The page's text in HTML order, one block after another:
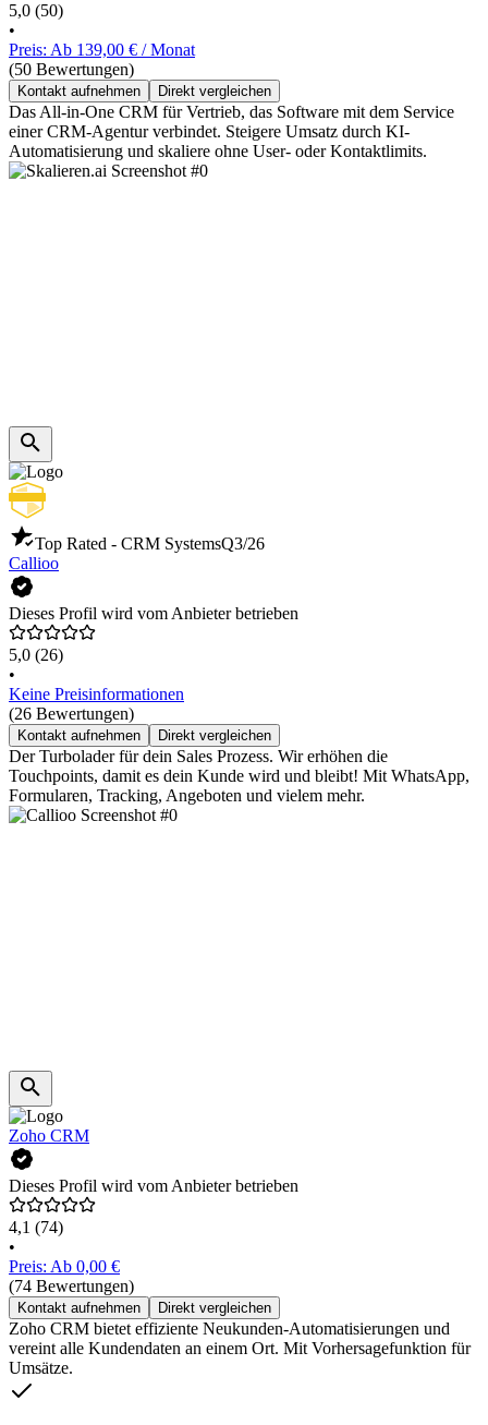
5,0 (50)
•
Preis: Ab 139,00 € / Monat
(50 Bewertungen)
Kontakt aufnehmen Direkt vergleichen
Das All-in-One CRM für Vertrieb, das Software mit dem Service
einer CRM-Agentur verbindet. Steigere Umsatz durch KI-
Automatisierung und skaliere ohne User- oder Kontaktlimits.
Top Rated - CRM SystemsQ3/26
Callioo
Dieses Profil wird vom Anbieter betrieben
5,0 (26)
•
Keine Preisinformationen
(26 Bewertungen)
Kontakt aufnehmen Direkt vergleichen
Der Turbolader für dein Sales Prozess. Wir erhöhen die
Touchpoints, damit es dein Kunde wird und bleibt! Mit WhatsApp,
Formularen, Tracking, Angeboten und vielem mehr.
Zoho CRM
Dieses Profil wird vom Anbieter betrieben
4,1 (74)
•
Preis: Ab 0,00 €
(74 Bewertungen)
Kontakt aufnehmen Direkt vergleichen
Zoho CRM bietet effiziente Neukunden-Automatisierungen und
vereint alle Kundendaten an einem Ort. Mit Vorhersagefunktion für
Umsätze.